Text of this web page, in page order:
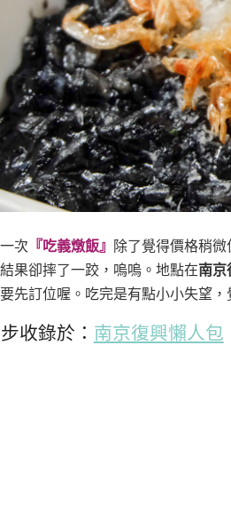
次 『吃義燉飯』
除了覺得價格稍
果卻摔了一跤，嗚嗚。地點在南京
先訂位喔。吃完是有點小小失望，
收錄於： 南京復興懶人包